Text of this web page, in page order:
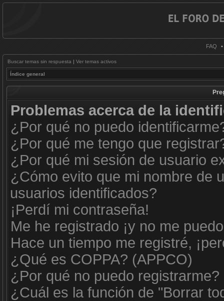
FAQ •
Buscar temas sin respuesta | Ver temas activos
Índice general
Problemas acerca de la
¿Por qué no puedo
¿Por qué me tengo que
¿Por qué mi sesión de usuario
¿Cómo evito que mi nombre de
usuarios identificados?
¡Perdí mi contraseña!
Me he registrado ¡y no me
Hace un tiempo me registré,
¿Qué es COPPA? (APPCO)
¿Por qué no puedo registrarme?
¿Cuál es la función de "Borrar